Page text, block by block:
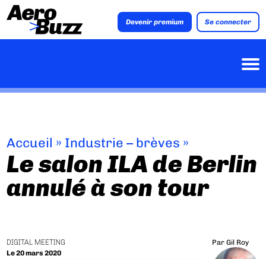
Devenir premium Se connecter
Accueil » Industrie – brèves »
Le salon ILA de Berlin
annulé à son tour
DIGITAL MEETING
Le 20 mars 2020
Par Gil Roy